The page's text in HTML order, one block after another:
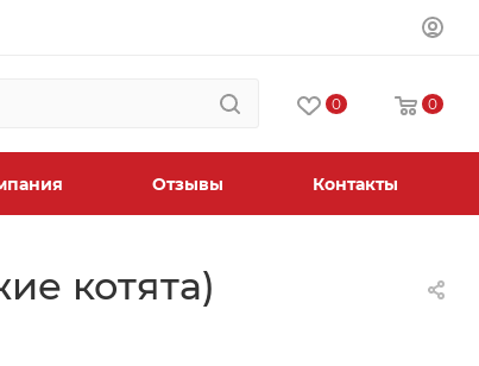
0 0
Отзывы Контакты
котята)